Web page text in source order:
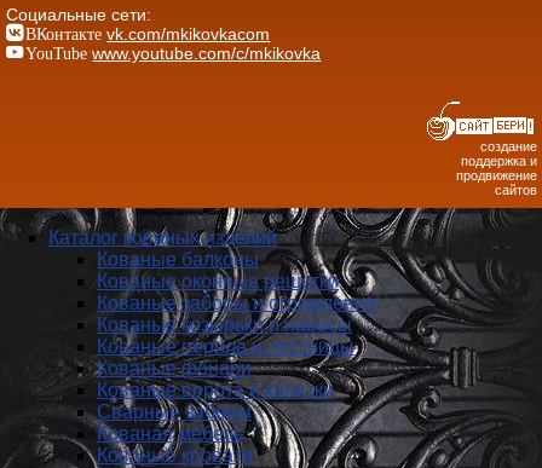
Социальные сети:
ВКонтакте vk.com/mkikovkacom
YouTube www.youtube.com/c/mkikovka
создание
поддержка и
продвижение
сайтов
Каталог кованых изделий
Кованые балконы
Кованые оконные решетки
Кованые заборы и ог­ражде­ния
Кованые козырьки и навесы
Кованые перила и лестницы
Кованые фонари
Кованые ворота и калитки
Сварные заборы
Кованая мебель
Кованые кровати